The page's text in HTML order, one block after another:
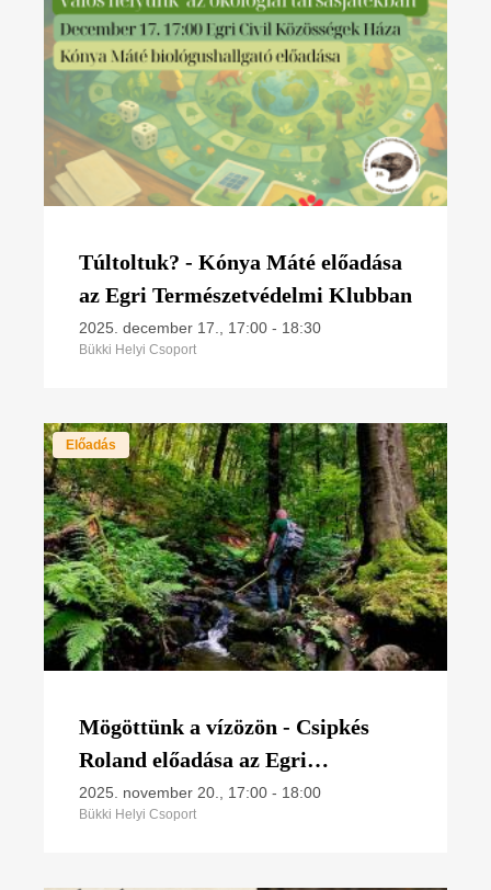
Túltoltuk? - Kónya Máté előadása
az Egri Természetvédelmi Klubban
2025. december 17., 17:00 - 18:30
Bükki Helyi Csoport
Előadás
Mögöttünk a vízözön - Csipkés
Roland előadása az Egri
Természetvédelmi Klubban
2025. november 20., 17:00 - 18:00
Bükki Helyi Csoport